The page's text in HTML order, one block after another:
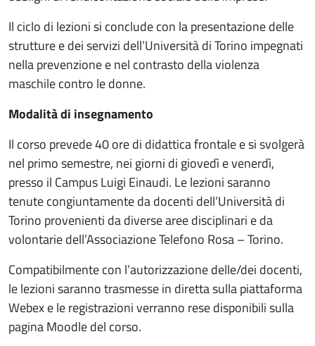
Il ciclo di lezioni si conclude con la presentazione delle
strutture e dei servizi dell’Università di Torino impegnati
nella prevenzione e nel contrasto della violenza
maschile contro le donne.
Modalità di insegnamento
Il corso prevede 40 ore di didattica frontale e si svolgerà
nel primo semestre, nei giorni di giovedì e venerdì,
presso il Campus Luigi Einaudi. Le lezioni saranno
tenute congiuntamente da docenti dell’Università di
Torino provenienti da diverse aree disciplinari e da
volontarie dell’Associazione Telefono Rosa – Torino.
Compatibilmente con l’autorizzazione delle/dei docenti,
le lezioni saranno trasmesse in diretta sulla piattaforma
Webex e le registrazioni verranno rese disponibili sulla
pagina Moodle del corso.